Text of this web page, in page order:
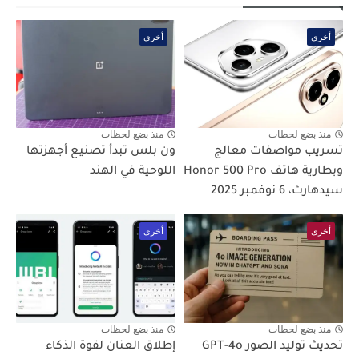
أخرى
منذ بضع لحظات
تسريب مواصفات معالج
وبطارية هاتف Honor 500 Pro
سيدهارث، 6 نوفمبر 2025
أخرى
منذ بضع لحظات
ون بلس تبدأ تصنيع أجهزتها
اللوحية في الهند
أخرى
منذ بضع لحظات
تحديث توليد الصور GPT-4o
أخرى
منذ بضع لحظات
إطلاق العنان لقوة الذكاء